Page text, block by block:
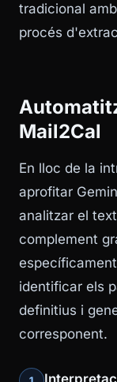
tradicional
procés
Mail2Cal
En lloc de la
aprofitar
analitzar el
complement
identificar els
definitius i
corresponent.